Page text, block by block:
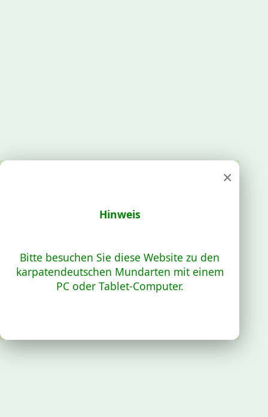
×
Hinweis
Bitte besuchen Sie diese Website zu den
karpatendeutschen Mundarten mit einem
PC oder Tablet-Computer.